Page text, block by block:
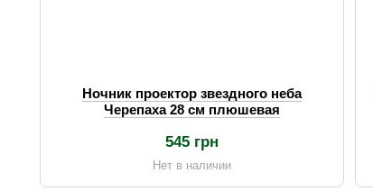
Ночник проектор звездного неба
Черепаха 28 см плюшевая
545 грн
Нет в наличии